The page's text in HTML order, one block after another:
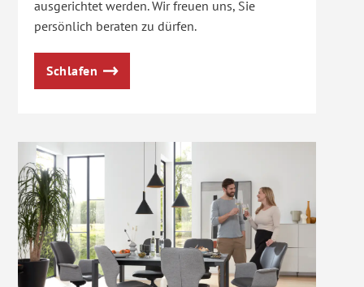
ausgerichtet werden. Wir freuen uns, Sie
persönlich beraten zu dürfen.
Schlafen